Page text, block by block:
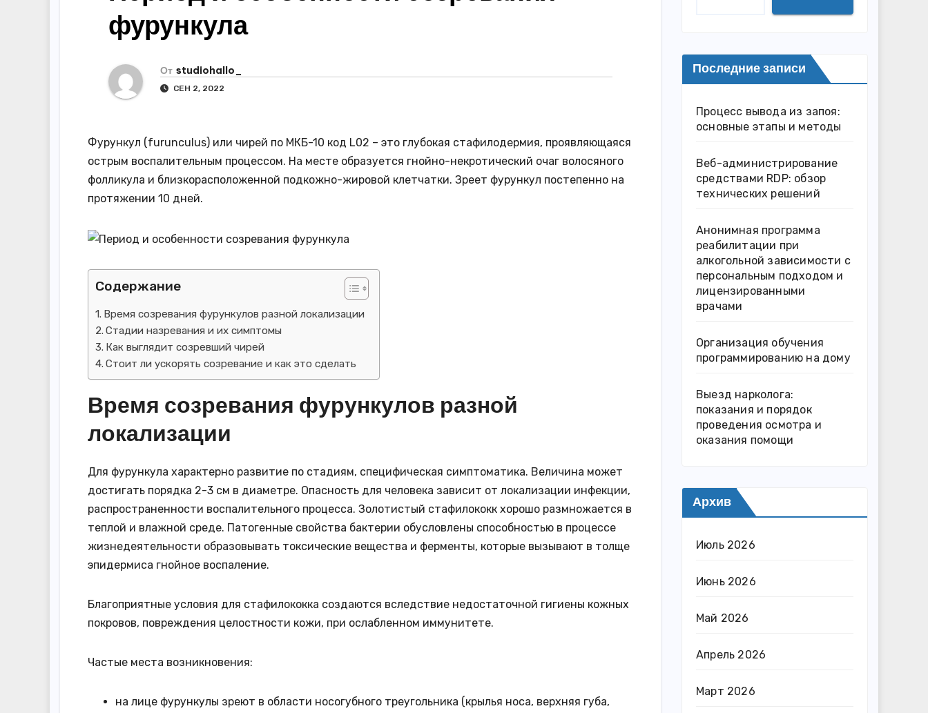
фурункула
От studiohallo_
СЕН 2, 2022
Фурункул (furunculus) или чирей по МКБ-10 код L02 – это глубокая стафилодермия, проявляющаяся
острым воспалительным процессом. На месте образуется гнойно-некротический очаг волосяного
фолликула и близкорасположенной подкожно-жировой клетчатки. Зреет фурункул постепенно на
протяжении 10 дней.
Содержание
Время созревания фурункулов разной локализации
Стадии назревания и их симптомы
Как выглядит созревший чирей
Стоит ли ускорять созревание и как это сделать
Время созревания фурункулов разной
локализации
Для фурункула характерно развитие по стадиям, специфическая симптоматика. Величина может
достигать порядка 2-3 см в диаметре. Опасность для человека зависит от локализации инфекции,
распространенности воспалительного процесса. Золотистый стафилококк хорошо размножается в
теплой и влажной среде. Патогенные свойства бактерии обусловлены способностью в процессе
жизнедеятельности образовывать токсические вещества и ферменты, которые вызывают в толще
эпидермиса гнойное воспаление.
Благоприятные условия для стафилококка создаются вследствие недостаточной гигиены кожных
покровов, повреждения целостности кожи, при ослабленном иммунитете.
Частые места возникновения:
на лице фурункулы зреют в области носогубного треугольника (крылья носа, верхняя губа,
Последние записи
Процесс вывода из запоя:
основные этапы и методы
Веб-администрирование
средствами RDP: обзор
технических решений
Анонимная программа
реабилитации при
алкогольной зависимости с
персональным подходом и
лицензированными
врачами
Организация обучения
программированию на дому
Выезд нарколога:
показания и порядок
проведения осмотра и
оказания помощи
Архив
Июль 2026
Июнь 2026
Май 2026
Апрель 2026
Март 2026